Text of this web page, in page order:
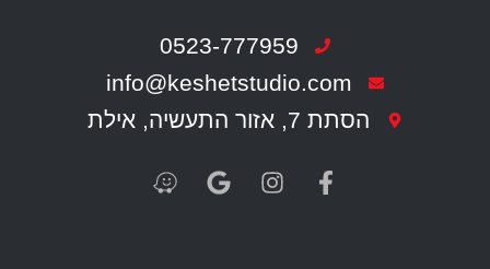
0523-777959
info@keshetstudio.com
הסתת 7, אזור התעשיה, אילת